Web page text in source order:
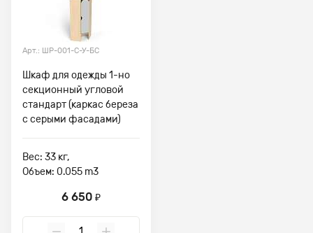
Арт.: ШР-001-С-У-БС
Шкаф для одежды 1-но
секционный угловой
стандарт (каркас береза
с серыми фасадами)
Вес: 33 кг,
Объем: 0.055 m3
6 650 ₽